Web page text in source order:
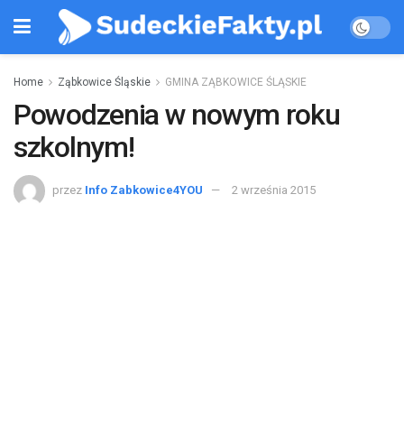
Home Ząbkowice Śląskie GMINA ZĄBKOWICE ŚLĄSKIE
Powodzenia w nowym roku
szkolnym!
przez Info Zabkowice4YOU 2 września 2015